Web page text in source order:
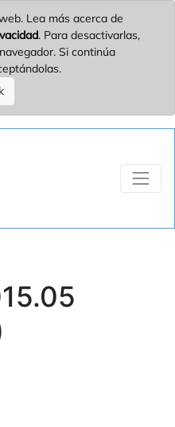
Lea más acerca de
. Para desactivarlas,
Si continúa